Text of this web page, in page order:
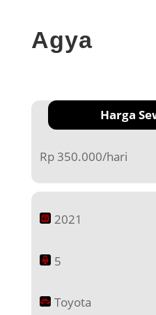
Agya
Harga
Rp 350.000/hari
2021
5
Toyota